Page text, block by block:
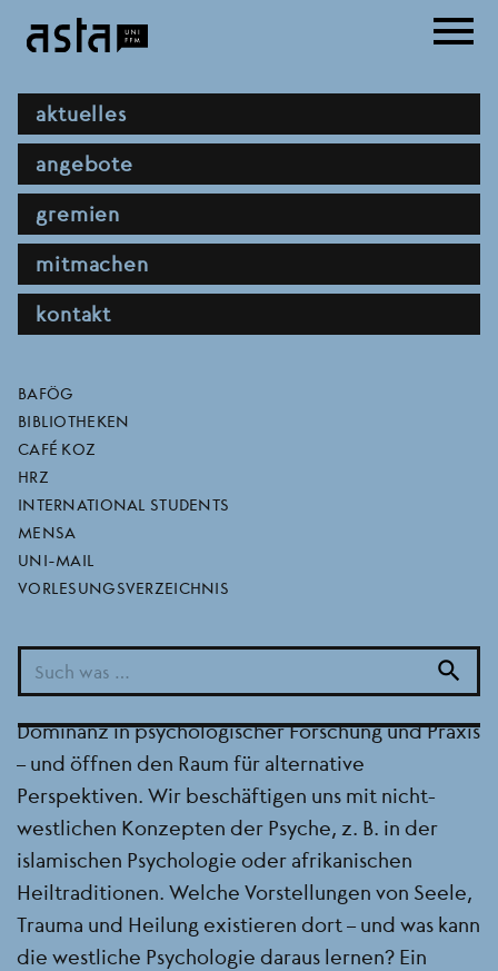
zum
hauptnavigation
aktuelles
angebote
gremien
mitmachen
kontakt
direktlinks
BAFÖG
BIBLIOTHEKEN
CAFÉ KOZ
HRZ
INTERNATIONAL STUDENTS
MENSA
UNI-MAIL
VORLESUNGSVERZEICHNIS
search
menu
dekoloniale psychologie
– perspektiven jenseits
des westens
BEREICH
FB 05
SEMESTER
2025/2026 WINTERSEMESTER
aus gedacht wird? In diesem autonomen Tutorium
werfen wir einen kritischen Blick auf die westliche
Dominanz in psychologischer Forschung und Praxis
– und öffnen den Raum für alternative
Perspektiven. Wir beschäftigen uns mit nicht-
westlichen Konzepten der Psyche, z. B. in der
islamischen Psychologie oder afrikanischen
Heiltraditionen. Welche Vorstellungen von Seele,
Trauma und Heilung existieren dort – und was kann
die westliche Psychologie daraus lernen? Ein